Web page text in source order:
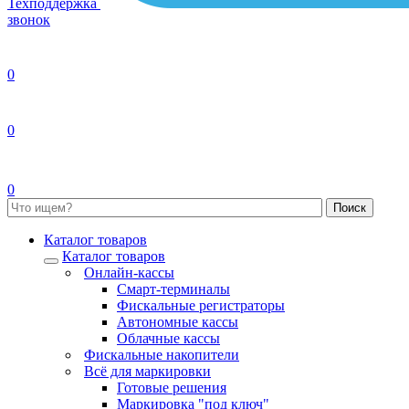
Техподдержка
звонок
0
0
0
Каталог товаров
Каталог товаров
Онлайн-кассы
Смарт-терминалы
Фискальные регистраторы
Автономные кассы
Облачные кассы
Фискальные накопители
Всё для маркировки
Готовые решения
Маркировка "под ключ"